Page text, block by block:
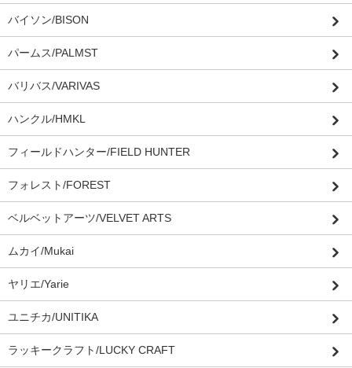
バイソン/BISON
パームス/PALMST
バリバス/VARIVAS
ハンクル/HMKL
フィールドハンター/FIELD HUNTER
フォレスト/FOREST
ベルベットアーツ/VELVET ARTS
ムカイ/Mukai
ヤリエ/Yarie
ユニチカ/UNITIKA
ラッキークラフト/LUCKY CRAFT